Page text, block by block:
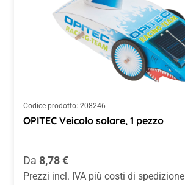
Codice prodotto: 208246
OPITEC Veicolo solare, 1 pezzo
Prezzo normale:
Da 8,78 €
Prezzi incl. IVA più costi di spedizione